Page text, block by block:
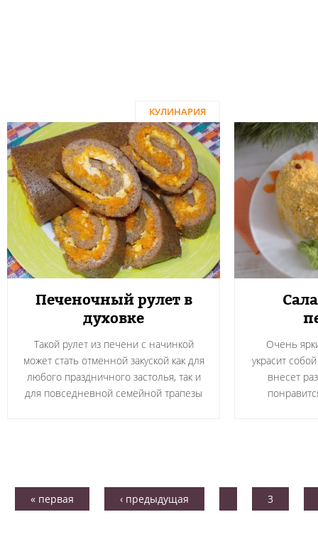
КУЛИНАРИЯ
Печеночный рулет в
духовке
Такой рулет из печени с начинкой
может стать отменной закуской как для
любого праздничного застолья, так и
для повседневной семейной трапезы
Очень
украсит
внесет
« первая ‹ предыдущая 3